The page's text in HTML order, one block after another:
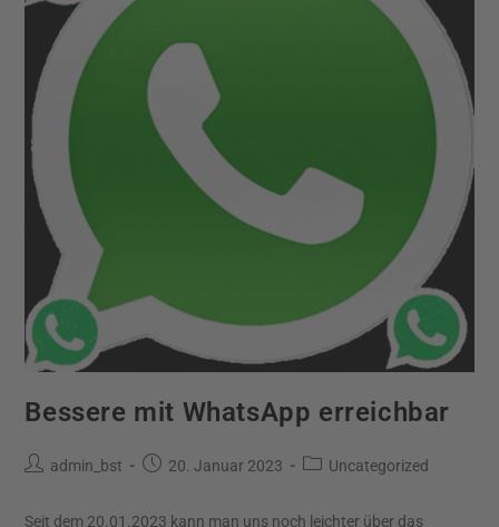
Bessere mit WhatsApp erreichbar
admin_bst 20. Januar 2023 Uncategorized
Seit dem 20.01.2023 kann man uns noch leichter über das